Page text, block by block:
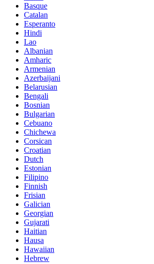
Basque
Catalan
Esperanto
Hindi
Lao
Albanian
Amharic
Armenian
Azerbaijani
Belarusian
Bengali
Bosnian
Bulgarian
Cebuano
Chichewa
Corsican
Croatian
Dutch
Estonian
Filipino
Finnish
Frisian
Galician
Georgian
Gujarati
Haitian
Hausa
Hawaiian
Hebrew